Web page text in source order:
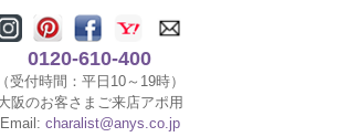
0120-610-400
（受付時間：平日10～19時）
阪のお客さまご来店アポ用
Email: charalist@anys.co.jp